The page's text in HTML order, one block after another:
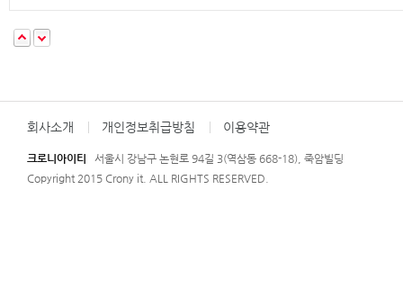
회사소개 개인정보취급방침 이용약관
크로니아이티 서울시 강남구 논현로 94길 3(역삼동 668-18), 죽암빌딩
Copyright 2015 Crony it. ALL RIGHTS RESERVED.